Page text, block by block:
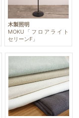
木製照明
MOKU「フロアライト
セリーンF」